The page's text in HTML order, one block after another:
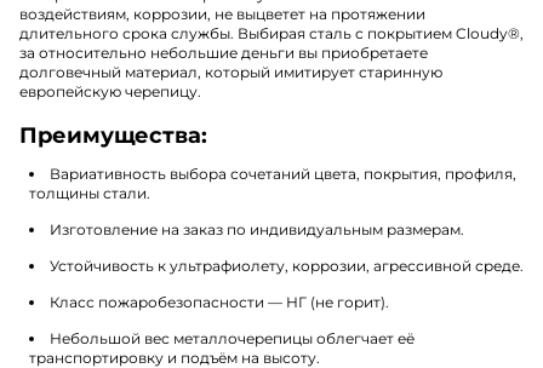
воздействиям, коррозии, не выцветет на протяжении
длительного срока службы. Выбирая сталь с покрытием Cloudy®,
за относительно небольшие деньги вы приобретаете
долговечный материал, который имитирует старинную
европейскую черепицу.
Преимущества:
Вариативность выбора сочетаний цвета, покрытия, профиля,
толщины стали.
Изготовление на заказ по индивидуальным размерам.
Устойчивость к ультрафиолету, коррозии, агрессивной среде.
Класс пожаробезопасности — НГ (не горит).
Небольшой вес металлочерепицы облегчает её
транспортировку и подъём на высоту.